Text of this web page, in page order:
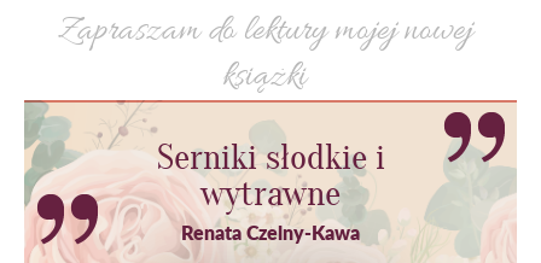
Zapraszam do lektury mojej nowej
książki
Serniki słodkie i
wytrawne
Renata Czelny-Kawa